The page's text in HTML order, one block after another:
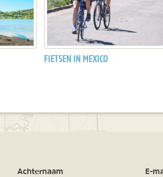
FIETSEN IN MEXICO
Achternaam E-